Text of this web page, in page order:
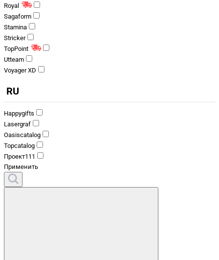
Royal
Sagaform
Stamina
Stricker
TopPoint
Utteam
Voyager XD
RU
Happygifts
Lasergraf
Oasiscatalog
Topcatalog
Проект111
Применить